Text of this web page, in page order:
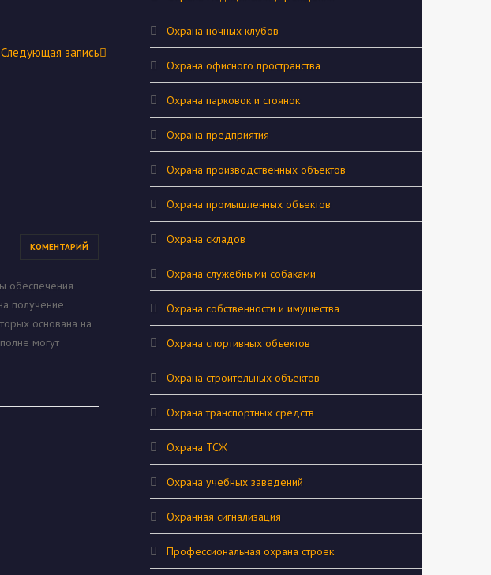
Следующая запись
КОМЕНТАРИЙ
обеспечения
получение
основана на
могут
Охрана ночных клубов
Охрана офисного пространства
Охрана парковок и стоянок
Охрана предприятия
Охрана производственных объектов
Охрана промышленных объектов
Охрана складов
Охрана служебными собаками
Охрана собственности и имущества
Охрана спортивных объектов
Охрана строительных объектов
Охрана транспортных средств
Охрана ТСЖ
Охрана учебных заведений
Охранная сигнализация
Профессиональная охрана строек